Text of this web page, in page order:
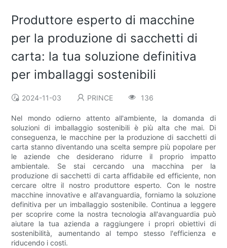
Produttore esperto di macchine
per la produzione di sacchetti di
carta: la tua soluzione definitiva
per imballaggi sostenibili
2024-11-03 PRINCE 136
Nel mondo odierno attento all'ambiente, la domanda di
soluzioni di imballaggio sostenibili è più alta che mai. Di
conseguenza, le macchine per la produzione di sacchetti di
carta stanno diventando una scelta sempre più popolare per
le aziende che desiderano ridurre il proprio impatto
ambientale. Se stai cercando una macchina per la
produzione di sacchetti di carta affidabile ed efficiente, non
cercare oltre il nostro produttore esperto. Con le nostre
macchine innovative e all'avanguardia, forniamo la soluzione
definitiva per un imballaggio sostenibile. Continua a leggere
per scoprire come la nostra tecnologia all'avanguardia può
aiutare la tua azienda a raggiungere i propri obiettivi di
sostenibilità, aumentando al tempo stesso l'efficienza e
riducendo i costi.